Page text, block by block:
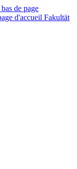
de page
Fakultät